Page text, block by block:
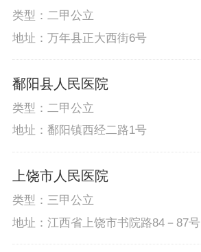
类型：二甲公立
地址：万年县正大西街6号
鄱阳县人民医院
类型：二甲公立
地址：鄱阳镇西经二路1号
上饶市人民医院
类型：三甲公立
地址：江西省上饶市书院路84－87号